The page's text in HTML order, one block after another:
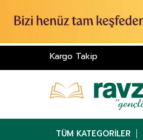
Kargo Takip
TÜM KATEGORILER